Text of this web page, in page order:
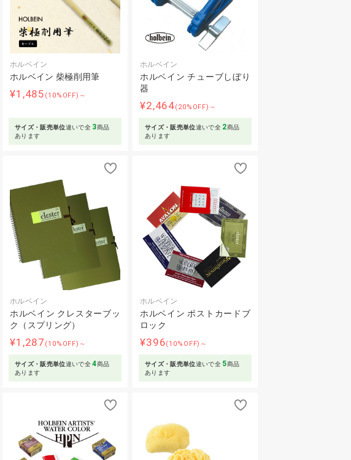
ホルベイン
ホルベイン 柴極削用筆
¥1,485 (10%OFF)～
サイズ・販売単位違いで全 3商品
あります
ホルベイン
ホルベイン チューブしぼり
器
¥2,464(20%OFF)～
サイズ・販売単位違いで全 2商品
あります
ホルベイン
ホルベイン クレスターブッ
ク（スプリング）
¥1,287 (10%OFF)～
サイズ・販売単位違いで全4商品
あります
ホルベイン
ホルベイン ポストカードブ
ロック
¥396(10%OFF)～
サイズ・販売単位違いで全 5商品
あります